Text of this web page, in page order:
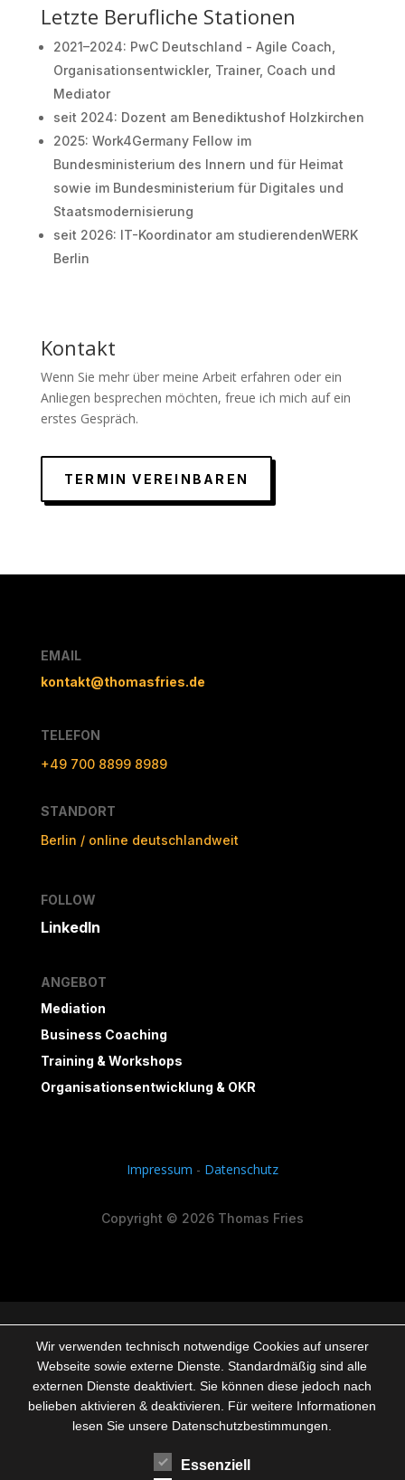
Letzte Berufliche Stationen
2021–2024: PwC Deutschland - Agile Coach,
Organisationsentwickler, Trainer, Coach und
Mediator
seit 2024: Dozent am Benediktushof Holzkirchen
2025: Work4Germany Fellow im
Bundesministerium des Innern und für Heimat
sowie im Bundesministerium für Digitales und
Staatsmodernisierung
seit 2026: IT-Koordinator am studierendenWERK
Berlin
Kontakt
Wenn Sie mehr über meine Arbeit erfahren oder ein
Anliegen besprechen möchten, freue ich mich auf ein
erstes Gespräch.
TERMIN VEREINBAREN
EMAIL
kontakt@thomasfries.de
TELEFON
+49 700 8899 8989
STANDORT
Berlin / online deutschlandweit
FOLLOW
LinkedIn
ANGEBOT
Mediation
Business Coaching
Training & Workshops
Organisationsentwicklung & OKR
Impressum - Datenschutz
Copyright © 2026 Thomas Fries
Wir verwenden technisch notwendige Cookies auf unserer
Webseite sowie externe Dienste. Standardmäßig sind alle
externen Dienste deaktiviert. Sie können diese jedoch nach
belieben aktivieren & deaktivieren. Für weitere Informationen
lesen Sie unsere Datenschutzbestimmungen.
Essenziell